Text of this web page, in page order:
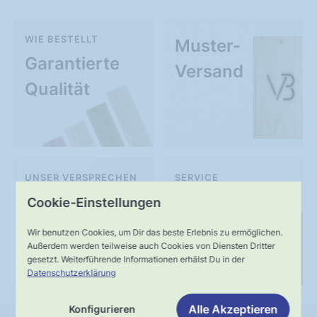
Cookie-Einstellungen
Wir benutzen Cookies, um Dir das beste Erlebnis zu ermöglichen.
Außerdem werden teilweise auch Cookies von Diensten Dritter
gesetzt. Weiterführende Informationen erhälst Du in der
Datenschutzerklärung
Konfigurieren Alle Akzeptieren
Garantierte
Qualität
WIE BESTELLT
Muster-
Versand
Schnelle,
verlässliche
Lieferung
UNSER VERSPRECHEN
Fachberatung
SERVICE